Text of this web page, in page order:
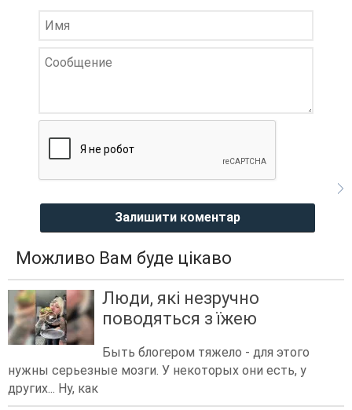
Залишити коментар
Можливо Вам буде цікаво
Люди, які незручно
поводяться з їжею
Быть блогером тяжело - для этого
нужны серьезные мозги. У некоторых они есть, у
других... Ну, как